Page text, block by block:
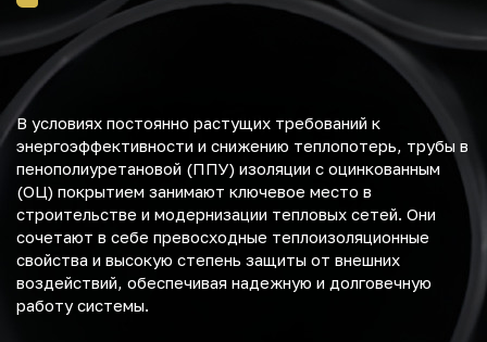
В условиях постоянно растущих требований к
энергоэффективности и снижению теплопотерь, трубы в
пенополиуретановой (ППУ) изоляции с оцинкованным
(ОЦ) покрытием занимают ключевое место в
строительстве и модернизации тепловых сетей. Они
сочетают в себе превосходные теплоизоляционные
свойства и высокую степень защиты от внешних
воздействий, обеспечивая надежную и долговечную
работу системы.